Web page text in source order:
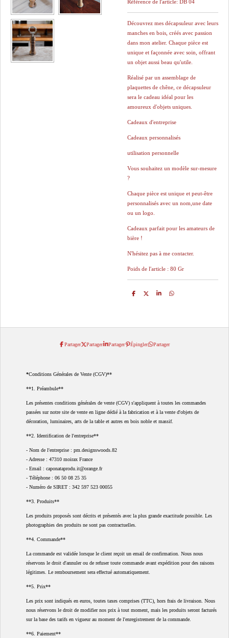
Référence de l'article: DB 04
Découvrez mes décapsuleur avec leurs
manches en bois, créés avec passion
dans mon atelier. Chaque pièce est
unique et façonnée avec soin, offrant
un objet aussi beau qu'utile.
Réalisé par un assemblage de
plaquettes de chêne, ce décapsuleur
sera le cadeau idéal pour les
amoureux d'objets uniques.
Cadeaux d'entreprise
Cadeaux personnalisés
utilisation personnelle
Vous souhaitez un modèle sur-mesure
?
Chaque pièce est unique et peut-être
personnalisés avec un nom,une date
ou un logo.
Cadeaux parfait pour les amateurs de
bière !
N'hésitez pas à me contacter.
Poids de l'article : 80 Gr
P
e
P
e
P
e
P
e
Partager
Partager Partager Épingler Partager
*Conditions Générales de Vente (CGV)**
**1. Préambule**
Les présentes conditions générales de vente (CGV) s'appliquent à toutes les commandes
passées sur notre site de vente en ligne dédié à la fabrication et à la vente d'objets de
décoration, luminaires, arts de la table et autres en bois noble et massif.
**2. Identification de l'entreprise**
- Nom de l'entreprise : pm.designswoods.82
- Adresse : 47310 moirax France
- Email : caponataprodu.it@orange.fr
- Téléphone : 06 50 08 25 35
- Numéro de SIRET : 342 597 523 00055
**3. Produits**
Les produits proposés sont décrits et présentés avec la plus grande exactitude possible. Les
photographies des produits ne sont pas contractuelles.
**4. Commande**
La commande est validée lorsque le client reçoit un email de confirmation. Nous nous
réservons le droit d'annuler ou de refuser toute commande avant expédition pour des raisons
légitimes. Le remboursement sera effectué automatiquement.
**5. Prix**
Les prix sont indiqués en euros, toutes taxes comprises (TTC), hors frais de livraison. Nous
nous réservons le droit de modifier nos prix à tout moment, mais les produits seront facturés
sur la base des tarifs en vigueur au moment de l'enregistrement de la commande.
**6. Paiement**